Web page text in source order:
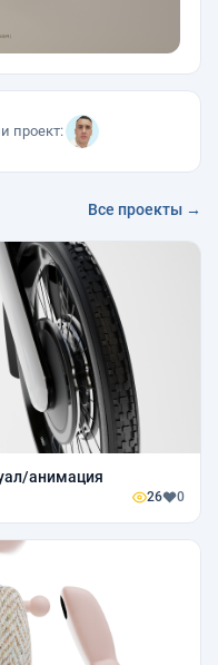
проект:
Все проекты →
анимация
26 0